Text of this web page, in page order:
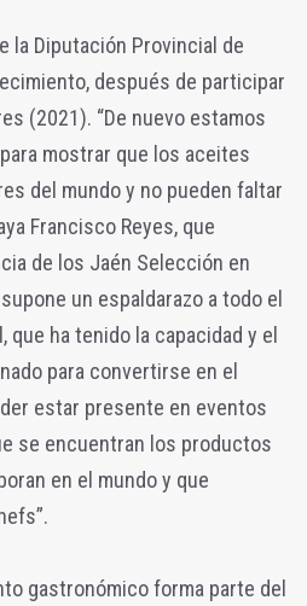
la Diputación Provincial de
después de participar
(2021). “De nuevo estamos
mostrar que los aceites
del mundo y no pueden faltar
Francisco Reyes, que
de los Jaén Selección en
un espaldarazo a todo el
ha tenido la capacidad y el
para convertirse en el
estar presente en eventos
se encuentran los productos
en el mundo y que
gastronómico forma parte del